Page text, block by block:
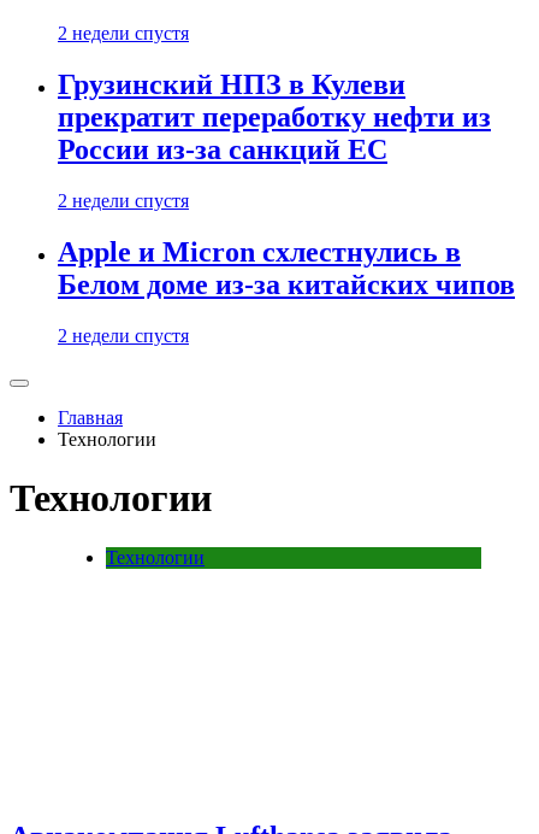
2 недели спустя
Грузинский НПЗ в Кулеви
прекратит переработку нефти из
России из-за санкций ЕС
2 недели спустя
Apple и Micron схлестнулись в
Белом доме из-за китайских чипов
2 недели спустя
Главная
Технологии
Технологии
Технологии